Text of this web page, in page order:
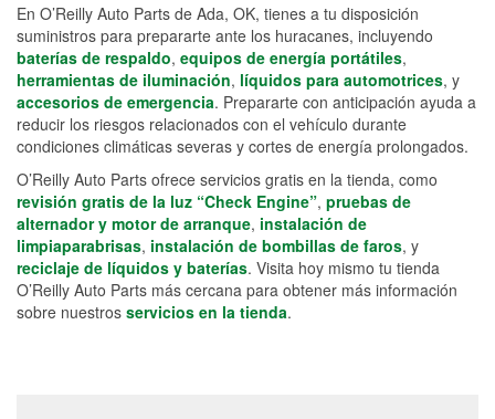
En O’Reilly Auto Parts de Ada, OK, tienes a tu disposición
suministros para prepararte ante los huracanes, incluyendo
baterías de respaldo, equipos de energía portátiles,
herramientas de iluminación, líquidos para automotrices, y
accesorios de emergencia. Prepararte con anticipación ayuda a
reducir los riesgos relacionados con el vehículo durante
condiciones climáticas severas y cortes de energía prolongados.
O’Reilly Auto Parts ofrece servicios gratis en la tienda, como
revisión gratis de la luz “Check Engine”, pruebas de
alternador y motor de arranque, instalación de
limpiaparabrisas, instalación de bombillas de faros, y
reciclaje de líquidos y baterías. Visita hoy mismo tu tienda
O’Reilly Auto Parts más cercana para obtener más información
sobre nuestros servicios en la tienda.